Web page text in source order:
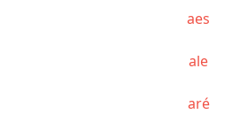
aes
ale
aré